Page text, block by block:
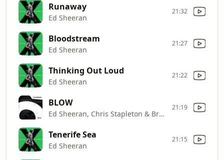
Runaway
Ed Sheeran
21:32
Bloodstream
Ed Sheeran
21:27
Thinking Out Loud
Ed Sheeran
21:22
BLOW
Ed Sheeran, Chris Stapleton & Bruno Mars
21:19
Tenerife Sea
Ed Sheeran
21:15